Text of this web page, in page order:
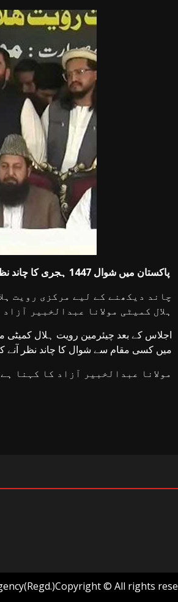
چاند دیکھنے کے لیے مرکزی رویت
ہلال کمیٹی مولانا عبدالخبیر
اجلاس کے بعد چیئرمین رویت ہلال کمیٹی
میں کسی مقام سے شوال کا چاند نظر
مولانا عبدالخبیر آزاد کا کہنا ہے کہ ملک بھر
© All rights